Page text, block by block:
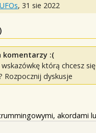
, 31 sie 2022
)
komentarzy :(
którą chcesz
Rozpocznij dyskusje
akordami